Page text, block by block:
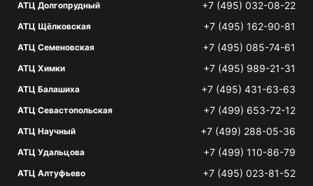
АТЦ Долгопрудный +7 (495) 032-08-22
АТЦ Щёлковская +7 (495) 162-90-81
АТЦ Семеновская +7 (495) 085-74-61
АТЦ Химки +7 (495) 989-21-31
АТЦ Балашиха +7 (495) 431-63-63
АТЦ Севастопольская +7 (499) 653-72-12
АТЦ Научный +7 (499) 288-05-36
АТЦ Удальцова +7 (499) 110-86-79
АТЦ Алтуфьево +7 (495) 023-81-52